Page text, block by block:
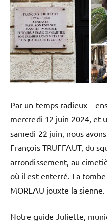
Par un temps radieux –
mercredi 12 juin 2024, et
samedi 22 juin, nous
François TRUFFAUT, du
arrondissement, au
où il est enterré. La
MOREAU jouxte la sienne.
Notre guide Juliette,